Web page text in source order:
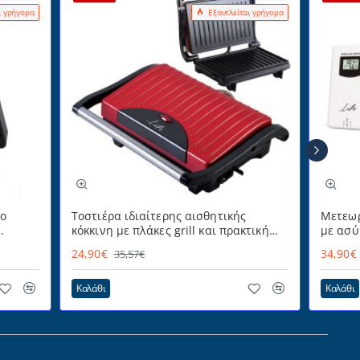
γρήγορα Εξαντλείται γρήγορα
Τοστιέρα ιδιαίτερης αισθητικής
κόκκινη με πλάκες grill και πρακτική
RED LIFE
24,90€ 35,57€
Καλάθι
με
34,90€
Καλάθι